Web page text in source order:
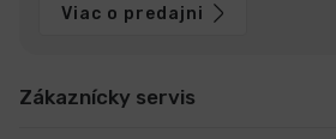
Viac o predajni
Zákaznícky servis